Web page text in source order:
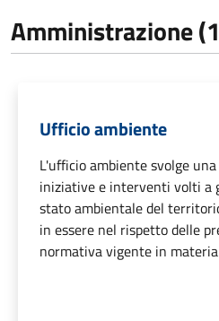
Amministrazione
Ufficio ambiente
L'ufficio ambiente svolge
iniziative e interventi volti a
stato ambientale del
in essere nel rispetto delle
normativa vigente in